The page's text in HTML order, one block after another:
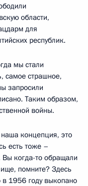
области,
для
республик.
мы стали
самое страшное,
запросили
Таким образом,
войны.
концепция, это
есть тоже –
Вы когда-то обращали
помните? Здесь
1956 году выкопано